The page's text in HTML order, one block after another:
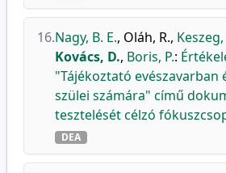
16.Nagy, B. E., Oláh, R., Keszeg,
Kovács, D., Boris, P.:
"Tájékoztató
szülei számára" című
tesztelését célzó
DEA